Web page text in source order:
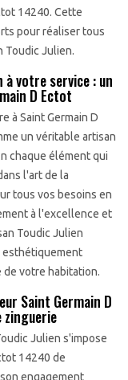
14240. Cette
pour réaliser tous
Toudic Julien.
votre service : un
D Ectot
à Saint Germain D
un véritable artisan
chaque élément qui
l'art de la
tous vos besoins en
à l'excellence et
Toudic Julien
esthétiquement
de votre habitation.
Saint Germain D
Julien s'impose
14240 de
engagement